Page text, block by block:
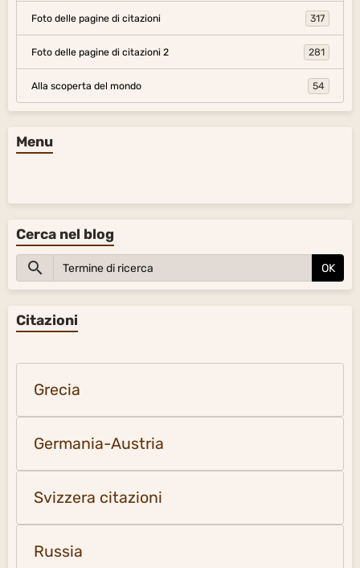
Foto delle pagine di citazioni 317
Foto delle pagine di citazioni 2 281
Alla scoperta del mondo 54
Menu
Cerca nel blog
OK
Citazioni
Grecia
Germania-Austria
Svizzera citazioni
Russia